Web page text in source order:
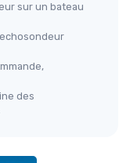
sur un bateau
des